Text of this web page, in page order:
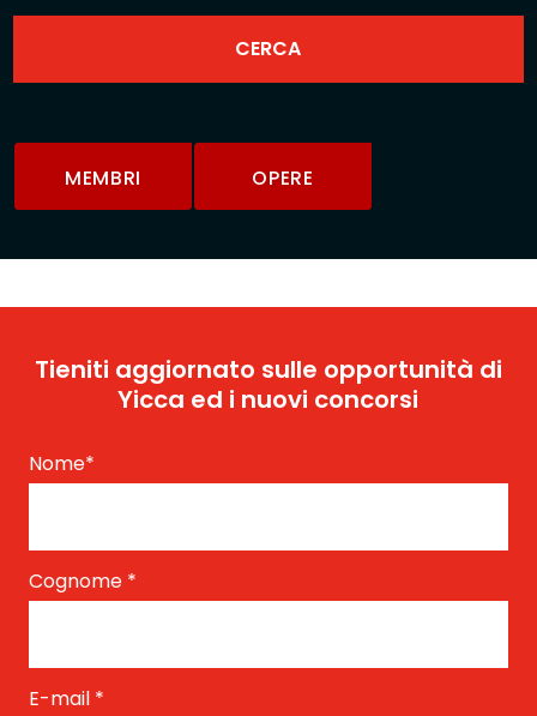
MEMBRI OPERE
Tieniti aggiornato sulle opportunità di
Yicca ed i nuovi concorsi
Nome*
Cognome *
E-mail *